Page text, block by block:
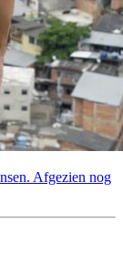
Afgezien nog